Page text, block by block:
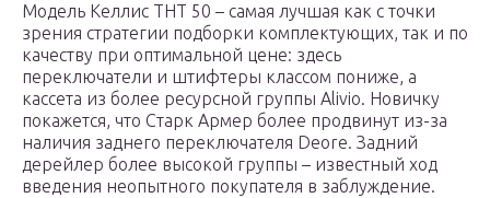
Модель Келлис ТНТ 50 – самая лучшая как с точки
зрения стратегии подборки комплектующих, так и по
качеству при оптимальной цене: здесь
переключатели и штифтеры классом пониже, а
кассета из более ресурсной группы Alivio. Новичку
покажется, что Старк Армер более продвинут из-за
наличия заднего переключателя Deore. Задний
дерейлер более высокой группы – известный ход
введения неопытного покупателя в заблуждение.